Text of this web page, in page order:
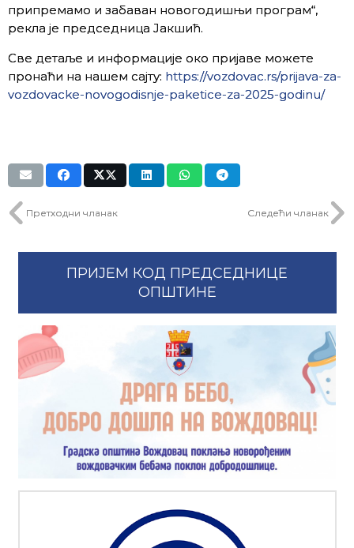
припремамо и забаван новогодишњи програм“,
рекла је председница Јакшић.
Све детаље и информације око пријаве можете
пронаћи на нашем сајту: https://vozdovac.rs/prijava-za-
vozdovacke-novogodisnje-paketice-za-2025-godinu/
Претходни чланак Следећи чланак
ПРИЈЕМ КОД ПРЕДСЕДНИЦЕ
ОПШТИНЕ